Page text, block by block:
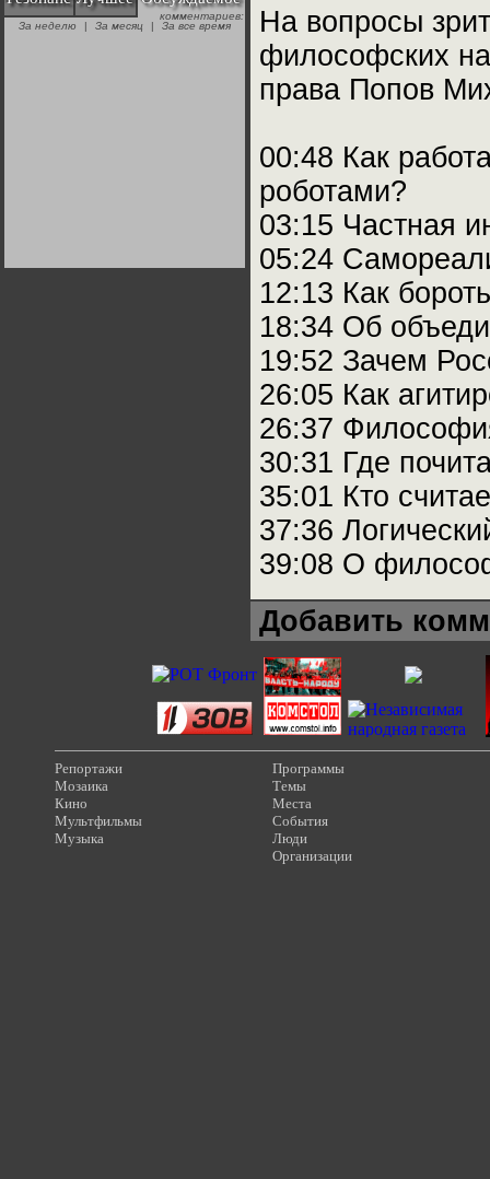
"Аркадий Коц" на
эгалите-фесте "Не
комментариев:
За неделю
| За месяц | За все время
На вопросы
философских
права Попов
00:48 Как
роботами?
03:15 Частная
05:24
12:13 Как
18:34 Об
19:52 Зачем
26:05 Как
26:37
30:31 Где
35:01 Кто
37:36
39:08 О
Добавить
Репортажи
Мозаика
Кино
Мультфильмы
Музыка
Программы
Темы
Места
События
Люди
Организации